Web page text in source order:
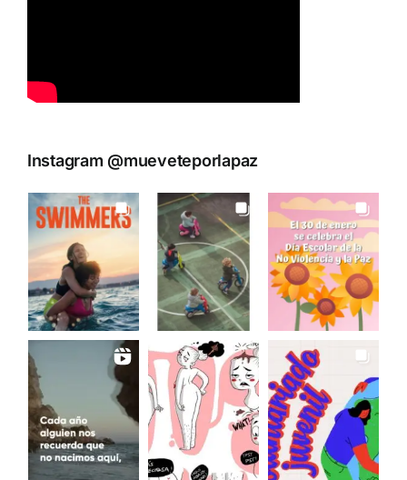
Instagram @mueveteporlapaz